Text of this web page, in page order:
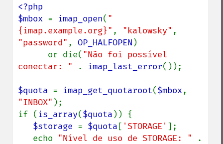
<?php
$mbox = imap_open( "
{imap.example.org}" , "kalowsky"
"password" , OP_HALFOPEN )
      or die(
"Não foi possível
conectar: "
. imap_last_error());
$quota = imap_get_quotaroot($mbox
"INBOX" );
if ( is_array($quota )) {
$storage = $quota [ 'STORAGE' ];
   echo
"Nível de uso de STORAGE: "